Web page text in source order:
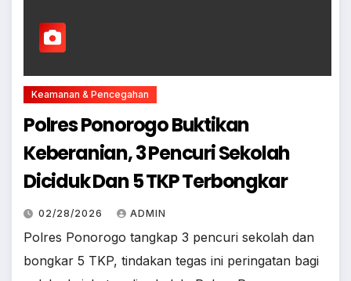
Keamanan & Pencegahan
Polres Ponorogo Buktikan
Keberanian, 3 Pencuri Sekolah
Diciduk Dan 5 TKP Terbongkar
02/28/2026 ADMIN
Polres Ponorogo tangkap 3 pencuri sekolah dan
bongkar 5 TKP, tindakan tegas ini peringatan bagi